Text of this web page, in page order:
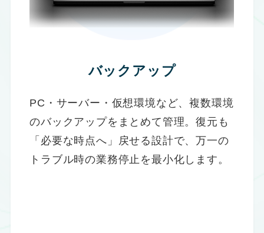
バックアップ
PC・サーバー・仮想環境など、複数環境
のバックアップをまとめて管理。復元も
「必要な時点へ」戻せる設計で、万一の
トラブル時の業務停止を最小化します。